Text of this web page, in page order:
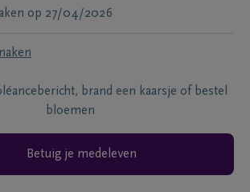
op 27/04/2026
brand een kaarsje of bestel
bloemen
Betuig je medeleven